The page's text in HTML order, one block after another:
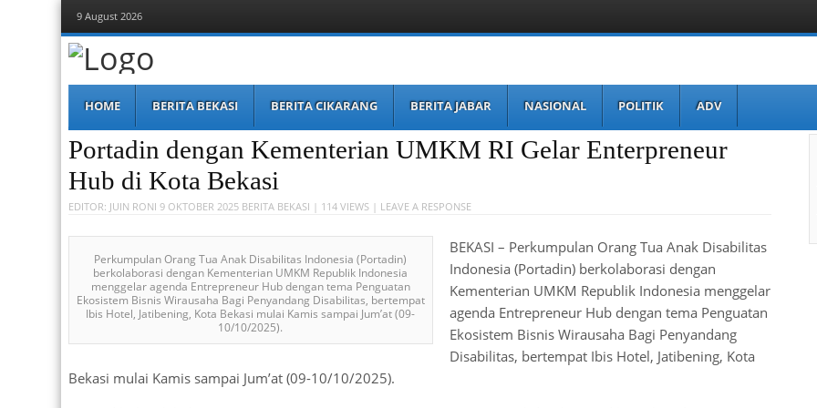
9 August 2026
Berita Bekasi
Mudah Melihat Bekasi
Menu
content
HOME BERITA BEKASI BERITA CIKARANG BERITA JABAR NASIONAL POLITIK ADV
Portadin dengan Kementerian UMKM RI Gelar Enterpreneur
Hub di Kota Bekasi
EDITOR: JUIN RONI 9 OKTOBER 2025 BERITA BEKASI | 114 VIEWS | LEAVE A RESPONSE
Perkumpulan Orang Tua Anak Disabilitas Indonesia (Portadin)
berkolaborasi dengan Kementerian UMKM Republik Indonesia
menggelar agenda Entrepreneur Hub dengan tema Penguatan
Ekosistem Bisnis Wirausaha Bagi Penyandang Disabilitas, bertempat
Ibis Hotel, Jatibening, Kota Bekasi mulai Kamis sampai Jum’at (09-
10/10/2025).
BEKASI – Perkumpulan Orang Tua Anak Disabilitas
Indonesia (Portadin) berkolaborasi dengan
Kementerian UMKM Republik Indonesia menggelar
agenda Entrepreneur Hub dengan tema Penguatan
Ekosistem Bisnis Wirausaha Bagi Penyandang
Disabilitas, bertempat Ibis Hotel, Jatibening, Kota
Bekasi mulai Kamis sampai Jum’at (09-10/10/2025).